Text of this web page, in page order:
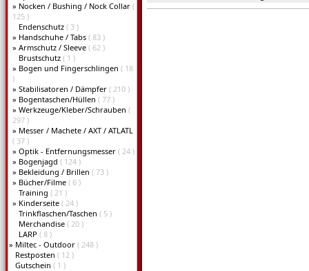
» Nocken / Bushing / Nock Collar (
125 )
Endenschutz ( 3 )
» Handschuhe / Tabs ( 83 )
» Armschutz / Sleeve ( 62 )
Brustschutz ( 1 )
» Bogen und Fingerschlingen ( 18
)
» Stabilisatoren / Dämpfer ( 210 )
» Bogentaschen/Hüllen ( 77 )
» Werkzeuge/Kleber/Schrauben (
297 )
» Messer / Machete / AXT / ATLATL
( 37 )
» Optik - Entfernungsmesser ( 24 )
» Bogenjagd ( 124 )
» Bekleidung / Brillen ( 73 )
» Bücher/Filme ( 6 )
Training ( 21 )
» Kinderseite ( 24 )
Trinkflaschen/Taschen ( 5 )
Merchandise ( 20 )
LARP ( 8 )
» Miltec - Outdoor ( 248 )
Restposten ( 12 )
Gutschein ( 1 )